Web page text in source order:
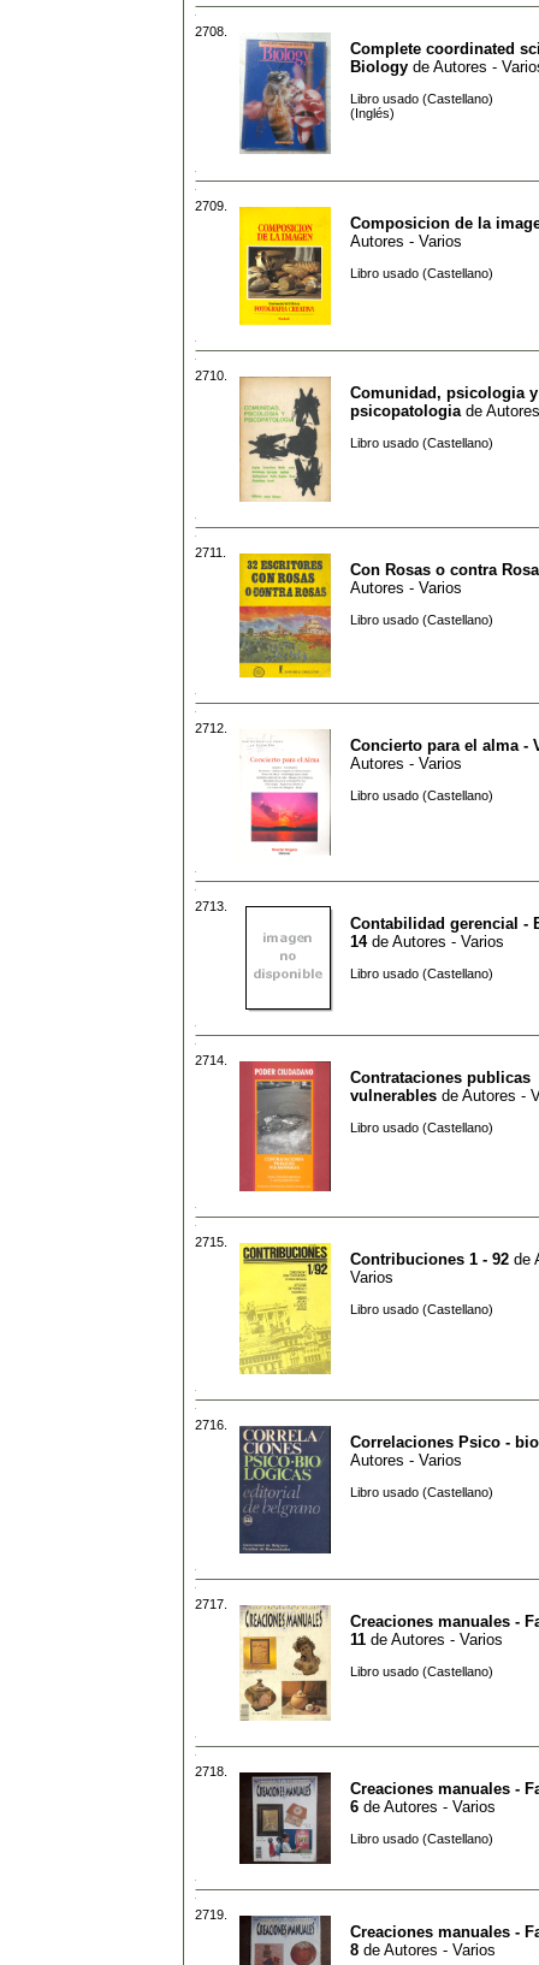
2708.
Complete coordinated
Biology de Autores -
Libro usado (Castellano)
(Inglés)
2709.
Composicion de la
Autores - Varios
Libro usado (Castellano)
2710.
Comunidad, psicologia y
psicopatologia de
Libro usado (Castellano)
2711.
Con Rosas o contra
Autores - Varios
Libro usado (Castellano)
2712.
Concierto para el alma -
Autores - Varios
Libro usado (Castellano)
2713.
Contabilidad gerencial -
14de Autores - Varios
Libro usado (Castellano)
2714.
Contrataciones publicas
vulnerables de Autores -
Libro usado (Castellano)
2715.
Contribuciones 1 - 92 de
Varios
Libro usado (Castellano)
2716.
Correlaciones Psico -
Autores - Varios
Libro usado (Castellano)
2717.
Creaciones manuales -
11 de Autores - Varios
Libro usado (Castellano)
2718.
Creaciones manuales -
6 de Autores - Varios
Libro usado (Castellano)
2719.
Creaciones manuales -
8 de Autores - Varios